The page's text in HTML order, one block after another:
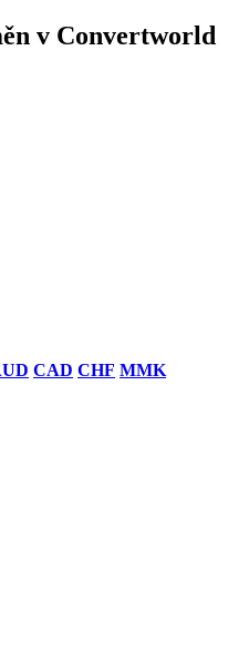
v Convertworld
CAD CHF MMK